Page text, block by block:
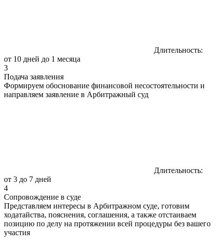
Длительность:
от 10 дней до 1 месяца
3
Подача заявления
Формируем обоснование финансовой несостоятельности и
направляем заявление в Арбитражный суд
Длительность:
от 3 до 7 дней
4
Сопровождение в суде
Представляем интересы в Арбитражном суде, готовим
ходатайства, пояснения, соглашения, а также отстаиваем
позицию по делу на протяжении всей процедуры без вашего
участия